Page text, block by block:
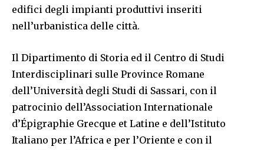
edifici degli impianti produttivi inseriti
nell’urbanistica delle città.
Il Dipartimento di Storia ed il Centro di Studi
Interdisciplinari sulle Province Romane
dell’Università degli Studi di Sassari, con il
patrocinio dell’Association Internationale
d’Épigraphie Grecque et Latine e dell’Istituto
Italiano per l’Africa e per l’Oriente e con il